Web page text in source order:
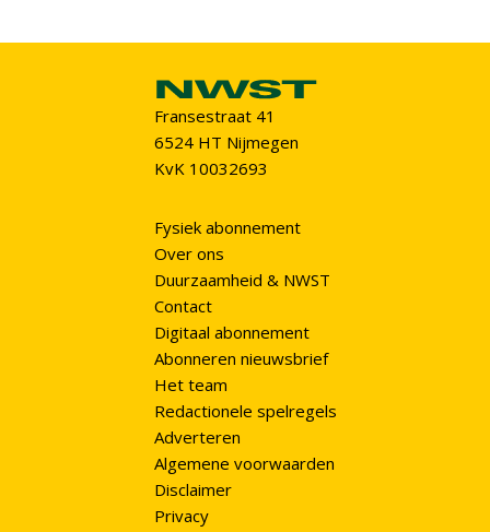
Fransestraat 41
6524 HT Nijmegen
KvK 10032693
Fysiek abonnement
Over ons
Duurzaamheid & NWST
Contact
Digitaal abonnement
Abonneren nieuwsbrief
Het team
Redactionele spelregels
Adverteren
Algemene voorwaarden
Disclaimer
Privacy